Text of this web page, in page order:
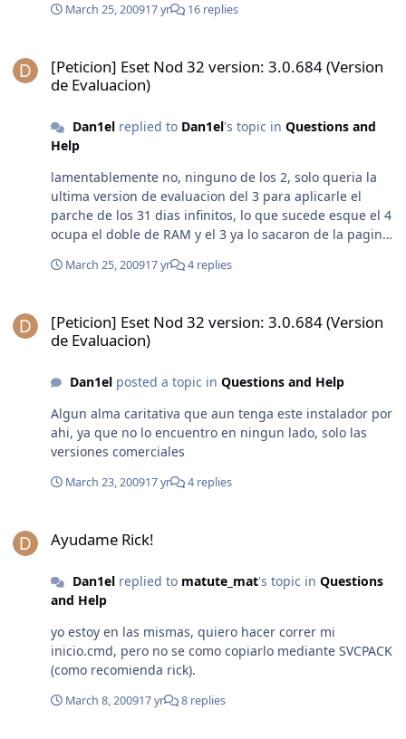
cuando ejecutas WPI a travez de la red, o alguna parte
March 25, 200917 yr 16 replies
[Peticion] Eset Nod 32 version: 3.0.684 (Version
de Evaluacion)
Dan1elreplied to Dan1el's topic in Questions and
Help
lamentablemente no, ninguno de los 2, solo queria la
ultima version de evaluacion del 3 para aplicarle el
parche de los 31 dias infinitos, lo que sucede esque el 4
ocupa el doble de RAM y el 3 ya lo sacaron de la pagina
de evaluacion del 3. Unos dicen que es la 3.0.684, otros
March 25, 200917 yr 4 replies
[Peticion] Eset Nod 32 version: 3.0.684 (Version
de Evaluacion)
Dan1elposted a topic in Questions and Help
Algun alma caritativa que aun tenga este instalador por
ahi, ya que no lo encuentro en ningun lado, solo las
versiones comerciales
March 23, 200917 yr 4 replies
Ayudame Rick!
Dan1elreplied to matute_mat's topic in Questions
and Help
yo estoy en las mismas, quiero hacer correr mi
inicio.cmd, pero no se como copiarlo mediante SVCPACK
(como recomienda rick).
March 8, 200917 yr 8 replies